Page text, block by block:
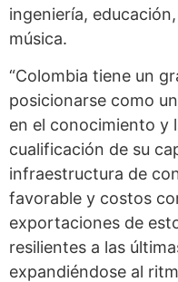
ingeniería,
música.
“Colombia tiene un
posicionarse como
en el conocimiento y
cualificación de su
infraestructura de
favorable y costos
exportaciones de
resilientes a las
expandiéndose al